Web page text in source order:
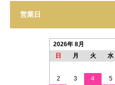
営業日
2026年 8月
日
月 火 水
2
3 4 5